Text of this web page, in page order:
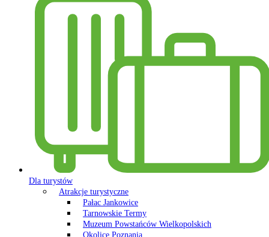
Dla turystów
Atrakcje turystyczne
Pałac Jankowice
Tarnowskie Termy
Muzeum Powstańców Wielkopolskich
Okolice Poznania